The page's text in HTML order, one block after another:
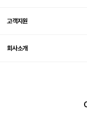
고객지원
회사소개